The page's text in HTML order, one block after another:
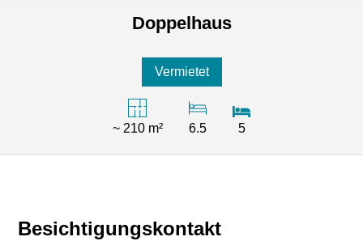
Doppelhaus
Vermietet
~ 210 m² 6.5 5
Besichtigungskontakt